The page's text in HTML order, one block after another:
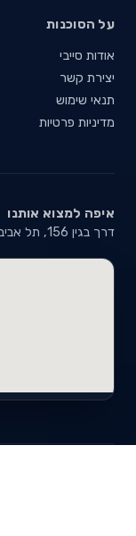
על הסוכנות
אודות סייבי
יצירת קשר
תנאי שימוש
מדיניות פרטיות
איפה למצוא אותנו
דרך בגין 156, תל אביב ·